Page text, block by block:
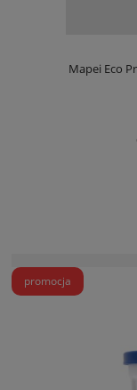
Mapei Eco
promocja